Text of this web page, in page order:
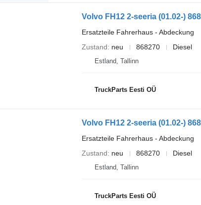
Ersatzteile Fahrerhaus - Abdeckung
Zustand
neu 868270 Diesel
Estland, Tallinn
TruckParts Eesti OÜ
Ersatzteile Fahrerhaus - Abdeckung
Zustand
neu 868270 Diesel
Estland, Tallinn
TruckParts Eesti OÜ